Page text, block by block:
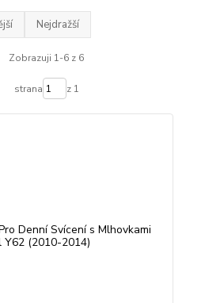
Nejdražší
Zobrazuji 1-6 z 6
strana z 1